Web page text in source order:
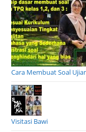
Cara Membuat Soal
Visitasi Bawi